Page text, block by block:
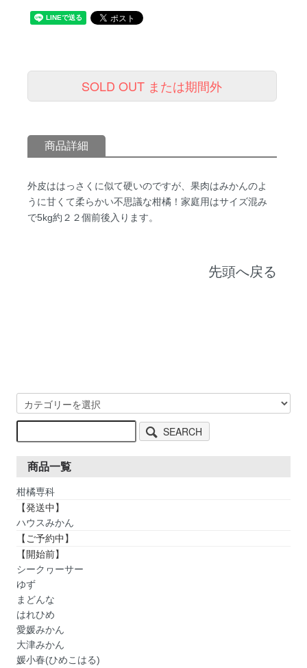
SOLD OUT または期間外
商品詳細
外皮ははっさくに似て硬いのですが、果肉はみかんのよ
うに甘くて柔らかい不思議な柑橘！家庭用はサイズ混み
で5kg約２２個前後入ります。
先頭へ戻る
SEARCH
商品一覧
柑橘専科
【発送中】
ハウスみかん
【ご予約中】
【開始前】
シークヮーサー
ゆず
まどんな
はれひめ
愛媛みかん
大津みかん
媛小春(ひめこはる)